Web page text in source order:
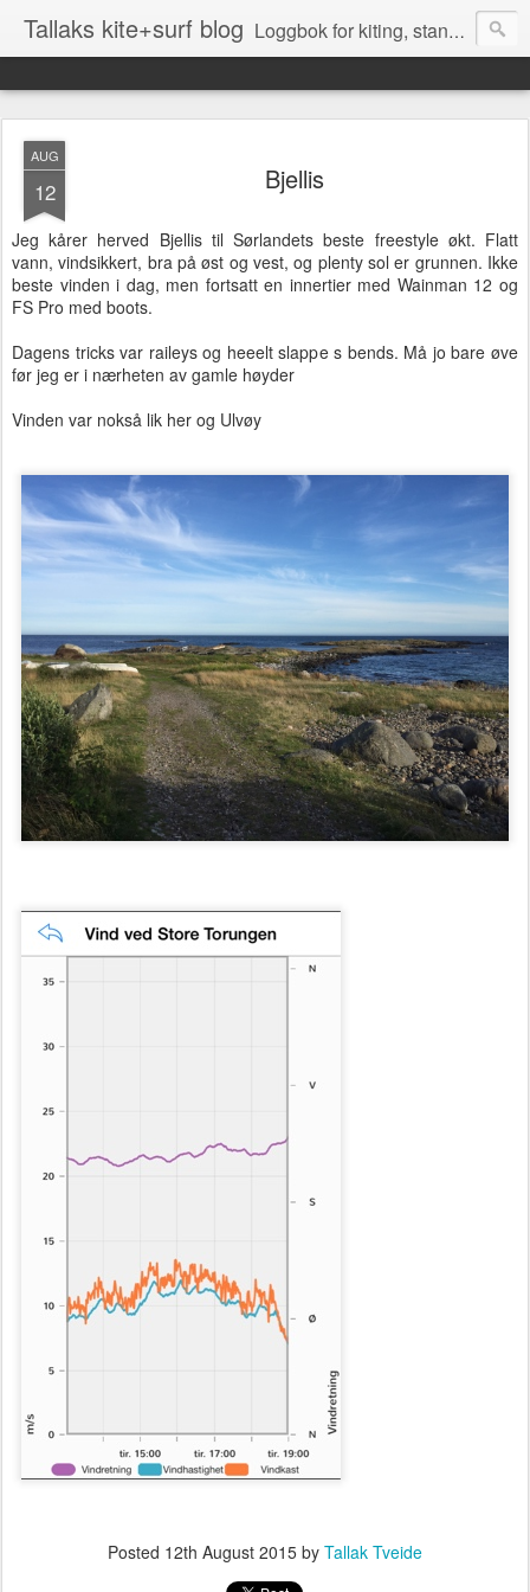
Tallaks kite+surf blog Loggbok for kiting, stand up surfing (SUP), surfing og andre aktiviteter på Sørlandet
AUG
12 Bjellis
Jeg kårer herved Bjellis til Sørlandets beste freestyle økt. Flatt
vann, vindsikkert, bra på øst og vest, og plenty sol er grunnen. Ikke
beste vinden i dag, men fortsatt en innertier med Wainman 12 og
FS Pro med boots.
Dagens tricks var raileys og heeelt slappe s bends. Må jo bare øve
før jeg er i nærheten av gamle høyder
Vinden var nokså lik her og Ulvøy
Posted 12th August 2015 by Tallak Tveide